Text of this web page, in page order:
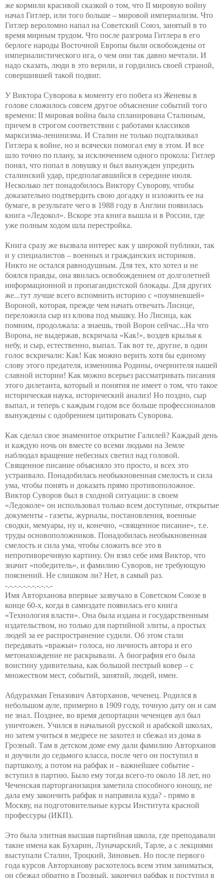
же кормили красивой сказкой о том, что II мировую войну
начал Гитлер, или того больше – мировой империализм. Что
Гитлер вероломно напал на Советский Союз, занятый в то
время мирным трудом. Что после разгрома Гитлера в его
берлоге народы Восточной Европы были освобождены от
империалистического ига, о чем они так давно мечтали. И
надо сказать, люди в это верили, и гордились своей страной,
совершившей такой подвиг.
У Виктора Суворова к моменту его побега из Женевы в
голове сложилось совсем другое объяснение событий того
времени: II мировая война была спланирована Сталиным,
причем в строгом соответствии с работами классиков
марксизма-ленинизма. И Сталин не только подталкивал
Гитлера к войне, но и всячески помогал ему в этом. И все
шло точно по плану, за исключением одного прокола: Гитлер
понял, что попал в ловушку и был вынужден упредить
сталинский удар, предполагавшийся в середине июля.
Несколько лет понадобилось Виктору Суворову, чтобы
доказательно подтвердить свою догадку и изложить ее на
бумаге, в результате чего в 1988 году в Англии появилась
книга «Ледокол». Вскоре эта книга вышла и в России, где
уже полным ходом шла перестройка.
Книга сразу же вызвала интерес как у широкой публики, так
и у специалистов – военных и гражданских историков.
Никто не остался равнодушным. Для тех, кто хотел и не
боялся правды, она явилась освобождением от долголетней
информационной и пропагандистской блокады. Для других
же...тут лучше всего вспомнить историю с «поумневшей»
Вороной, которая, прежде чем начать отвечать Лисице,
переложила сыр из клюва под мышку. Но Лисица, как
помним, продолжала: а знаешь, твой Ворон сейчас...На что
Ворона, не выдержав, вскричала «Как!», воздев крылья к
небу, и сыр, естественно, выпал. Так вот те, другие, в один
голос вскричали: Как! Как можно верить хотя бы единому
слову этого предателя, изменника Родины, очернителя нашей
славной истории! Как можно всерьез рассматривать писания
этого дилетанта, который и понятия не имеет о том, что такое
историческая наука, исторический анализ! Но поздно, сыр
выпал, и теперь с каждым годом все больше профессионалов
вынуждены с одобрением цитировать Суворова.
Как сделал свое знаменитое открытие Галилей? Каждый день
и каждую ночь он вместе со всеми людьми на Земле
наблюдал вращение небесных светил над головой.
Священное писание объясняло это просто, и всех это
устраивало. Понадобилась необыкновенная смелость и сила
ума, чтобы понять и доказать прямо противоположное.
Виктор Суворов был в сходной ситуации: в своем
«Ледоколе» он использовал только всем доступные, открытые
документы - газеты, журналы, постановления, военные
сводки, мемуары, ну и, конечно, «священное писание», т.е.
труды основоположников. Понадобилась необыкновенная
смелость и сила ума, чтобы сложить все это в
непротиворечивую картину. Он взял себе имя Виктор, что
значит «победитель», и фамилию Суворов, не требующую
пояснений. Не слишком ли? Нет, в самый раз.
-.-.-.-.-.-.-.-.-.-.-
Имя Авторханова впервые зазвучало в Советском Союзе в
конце 60-х, когда в самиздате появилась его книга
«Технология власти». Она была издана и государственным
издательством, но только для партийной элиты, а простых
людей за ее распространение судили. Об этом стали
передавать «вражьи» голоса, но личность автора и его
метонахождение не раскрывали. А биография его была
воистину удивительна, как большой пестрый ковер – с
множеством мест, событий, занятий, людей, имен.
Абдурахман Геназович Авторханов, чеченец. Родился в
небольшом ауле, примерно в 1909 году, точную дату он и сам
не знал. Позднее, во время депортации чеченцев аул был
уничтожен. Учился в начальной русской и арабской школах,
но затем учиться в медресе не захотел и сбежал из дома в
Грозный. Там в детском доме ему дали фамилию Авторханов
и доучили до седьмого класса, после чего он поступил в
партшколу, а потом на рабфак и - важнейшее событие -
вступил в партию. Было ему тогда всего-то около 18 лет, но
Чеченская парторганизация заметила способного юношу, не
дала ему закончить рабфак и направила куда? - прямо в
Москву, на подготовительные курсы Института красной
профессуры (ИКП).
Это была элитная высшая партийная школа, где преподавали
такие имена как Бухарин, Луначарский, Тарле, а с лекциями
выступали Сталин, Троцкий, Зиновьев. Но после первого
года курсов Авторханову расхотелось всем этим заниматься,
он сбежал обратно в Грозный, закончил рабфак и поступил в